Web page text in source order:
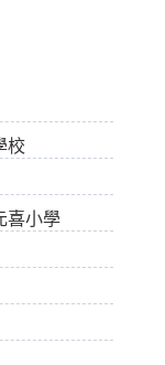
校
喜小學